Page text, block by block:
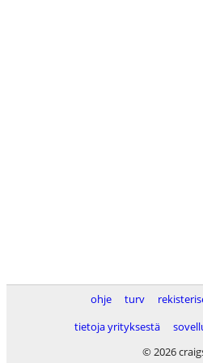
ohje turv
tietoja yrityksestä
© 2026